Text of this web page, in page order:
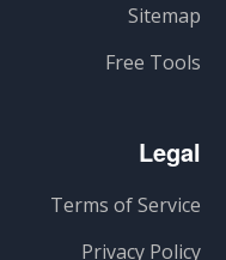
Sitemap
Free Tools
Legal
Terms of Service
Privacy Policy